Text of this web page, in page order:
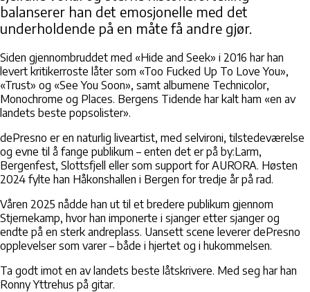
balanserer han det emosjonelle med det
underholdende på en måte få andre gjør.
Siden gjennombruddet med «Hide and Seek» i 2016 har han
levert kritikerroste låter som «Too Fucked Up To Love You»,
«Trust» og «See You Soon», samt albumene Technicolor,
Monochrome og Places. Bergens Tidende har kalt ham «en av
landets beste popsolister».
dePresno er en naturlig liveartist, med selvironi, tilstedeværelse
og evne til å fange publikum – enten det er på by:Larm,
Bergenfest, Slottsfjell eller som support for AURORA. Høsten
2024 fylte han Håkonshallen i Bergen for tredje år på rad.
Våren 2025 nådde han ut til et bredere publikum gjennom
Stjernekamp, hvor han imponerte i sjanger etter sjanger og
endte på en sterk andreplass. Uansett scene leverer dePresno
opplevelser som varer – både i hjertet og i hukommelsen.
Ta godt imot en av landets beste låtskrivere. Med seg har han
Ronny Yttrehus på gitar.